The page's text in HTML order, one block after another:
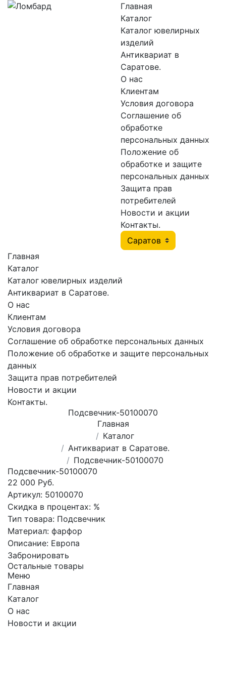
Главная
Каталог
Каталог ювелирных
изделий
Антиквариат в
Саратове.
О нас
Клиентам
Условия договора
Соглашение об
обработке
персональных данных
Положение об
обработке и защите
персональных данных
Защита прав
потребителей
Новости и акции
Контакты.
Главная
Каталог
Каталог ювелирных изделий
Антиквариат в Саратове.
О нас
Клиентам
Условия договора
Соглашение об обработке персональных данных
Положение об обработке и защите персональных
данных
Защита прав потребителей
Новости и акции
Контакты.
Подсвечник-50100070
Главная
Каталог
Антиквариат в Саратове.
Подсвечник-50100070
Подсвечник-50100070
22 000 Руб.
Артикул: 50100070
Скидка в процентах: %
Тип товара: Подсвечник
Материал: фарфор
Описание: Европа
Забронировать
Остальные товары
Меню
Главная
Каталог
О нас
Новости и акции